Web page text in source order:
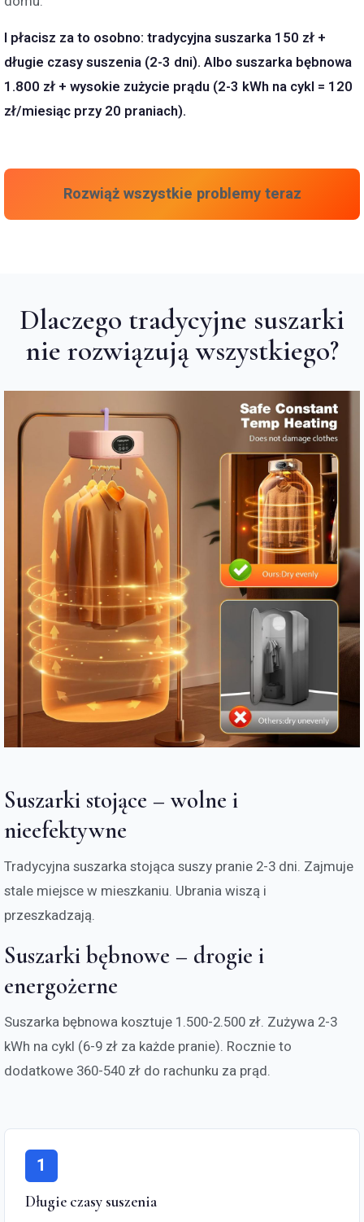
I płacisz za to osobno: tradycyjna suszarka 150 zł +
długie czasy suszenia (2-3 dni). Albo suszarka bębnowa
1.800 zł + wysokie zużycie prądu (2-3 kWh na cykl = 120
zł/miesiąc przy 20 praniach).
Rozwiąż wszystkie problemy teraz
Dlaczego tradycyjne suszarki
nie rozwiązują wszystkiego?
Suszarki stojące – wolne i
nieefektywne
Tradycyjna suszarka stojąca suszy pranie 2-3 dni. Zajmuje
stale miejsce w mieszkaniu. Ubrania wiszą i
przeszkadzają.
Suszarki bębnowe – drogie i
energożerne
Suszarka bębnowa kosztuje 1.500-2.500 zł. Zużywa 2-3
kWh na cykl (6-9 zł za każde pranie). Rocznie to
dodatkowe 360-540 zł do rachunku za prąd.
1
Długie czasy suszenia